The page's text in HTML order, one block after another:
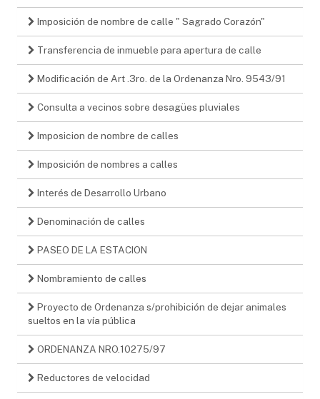
Imposición de nombre de calle " Sagrado Corazón"
Transferencia de inmueble para apertura de calle
Modificación de Art .3ro. de la Ordenanza Nro. 9543/91
Consulta a vecinos sobre desagües pluviales
Imposicion de nombre de calles
Imposición de nombres a calles
Interés de Desarrollo Urbano
Denominación de calles
PASEO DE LA ESTACION
Nombramiento de calles
Proyecto de Ordenanza s/prohibición de dejar animales
sueltos en la vía pública
ORDENANZA NRO.10275/97
Reductores de velocidad